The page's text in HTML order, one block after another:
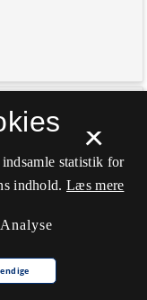
Indlæs kort
×
statistik for
indhold. Læs mere
Analyse